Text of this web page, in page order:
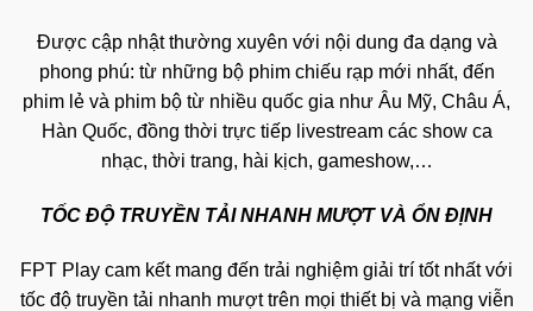
Được cập nhật thường xuyên với nội dung đa dạng và
phong phú: từ những bộ phim chiếu rạp mới nhất, đến
phim lẻ và phim bộ từ nhiều quốc gia như Âu Mỹ, Châu Á,
Hàn Quốc, đồng thời trực tiếp livestream các show ca
nhạc, thời trang, hài kịch, gameshow,…
TỐC ĐỘ TRUYỀN TẢI NHANH MƯỢT VÀ ỔN ĐỊNH
FPT Play cam kết mang đến trải nghiệm giải trí tốt nhất với
tốc độ truyền tải nhanh mượt trên mọi thiết bị và mạng viễn